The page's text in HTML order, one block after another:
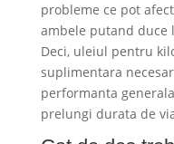
probleme ce pot
ambele putand duce
Deci, uleiul pentru
suplimentara
performanta
prelungi durata de